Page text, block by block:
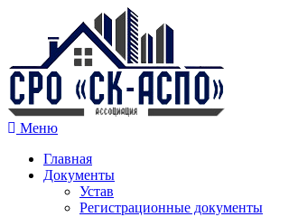
Меню
Главная
Документы
Устав
Регистрационные документы